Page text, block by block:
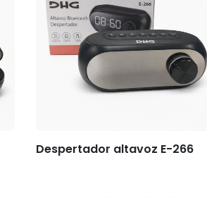
Despertador altavoz E-266